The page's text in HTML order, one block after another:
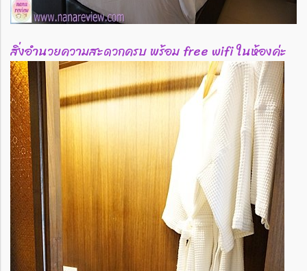
สิ่งอำนวยความสะดวกครบ พร้อม free wifi ในห้องค่ะ